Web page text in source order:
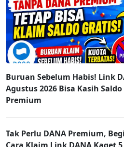
Buruan Sebelum Habis! Link
Agustus 2026 Bisa Kasih
Premium
Tak Perlu DANA Premium,
Cara Klaim Link DANA Kaget 5